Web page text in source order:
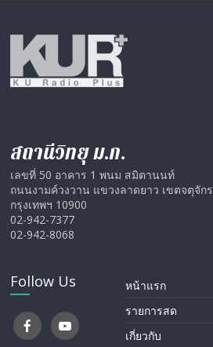
สถานีวิทยุ ม.ก.
เลขที่ 50 อาคาร 1 พนม สมิตานนท์
ถนนงามค์วงวาน แขวงลาดยาว เขตจตุจักร
กรุงเทพฯ 10900
02-942-7377
02-942-8068
Follow Us
หน้าแรก
รายการสด
เกี่ยวกับ